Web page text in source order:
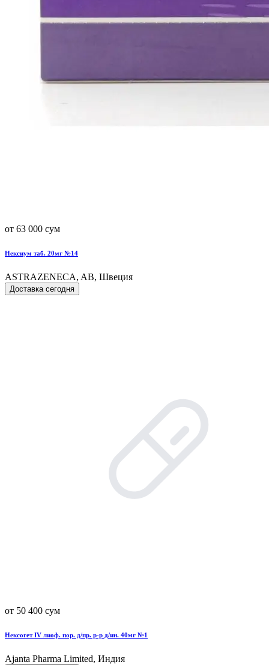
от 63 000 сум
Нексиум таб. 20мг №14
ASTRAZENECA, AB, Швеция
Доставка сегодня
от 50 400 сум
Нексогет IV лиоф. пор. д/пр. р-р д/ин. 40мг №1
Ajanta Pharma Limited, Индия